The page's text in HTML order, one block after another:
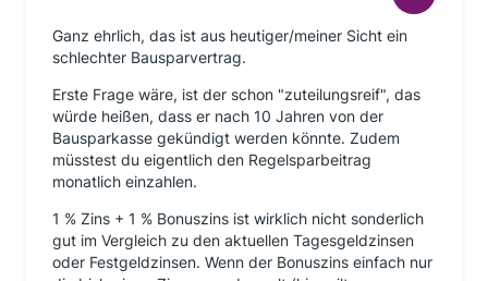
Ganz ehrlich, das ist aus heutiger/meiner Sicht ein
schlechter Bausparvertrag.
Erste Frage wäre, ist der schon "zuteilungsreif", das
würde heißen, dass er nach 10 Jahren von der
Bausparkasse gekündigt werden könnte. Zudem
müsstest du eigentlich den Regelsparbeitrag
monatlich einzahlen.
1 % Zins + 1 % Bonuszins ist wirklich nicht sonderlich
gut im Vergleich zu den aktuellen Tagesgeldzinsen
oder Festgeldzinsen. Wenn der Bonuszins einfach nur